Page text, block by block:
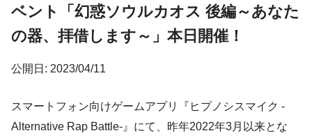
ベント「幻惑ソウルカオス 後編～あなた
の器、拝借します～」本日開催！
公開日: 2023/04/11
スマートフォン向けゲームアプリ『ヒプノシスマイク -
Alternative Rap Battle-』にて、昨年2022年3月以来とな